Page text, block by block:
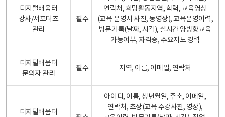
디지털배움터
강사/서포터즈
관리
필수
연락처, 희망활동지역, 학력, 교육영상
(교육 운영시 사진, 동영상), 교육운영이력,
방문기록(날짜, 시각), 실시간 양방향교육
가능여부, 자격증, 주요지도 경력
디지털배움터
문의자 관리
필수 지역, 이름, 이메일, 연락처
디지털배움터
아이디, 이름, 생년월일, 주소, 이메일,
연락처, 초상(교육 수강사진, 영상),